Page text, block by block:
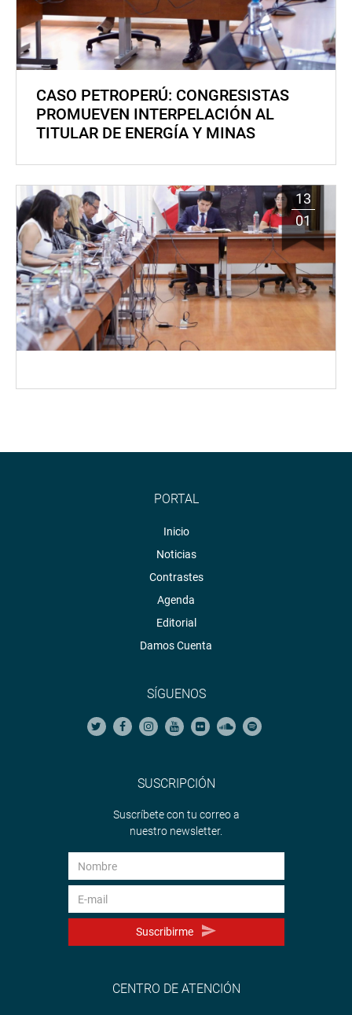
CASO PETROPERÚ: CONGRESISTAS
PROMUEVEN INTERPELACIÓN AL
TITULAR DE ENERGÍA Y MINAS
13
01
PORTAL
Inicio
Noticias
Contrastes
Agenda
Editorial
Damos Cuenta
SÍGUENOS
SUSCRIPCIÓN
Suscríbete con tu correo a
nuestro newsletter.
Suscribirme
CENTRO DE ATENCIÓN